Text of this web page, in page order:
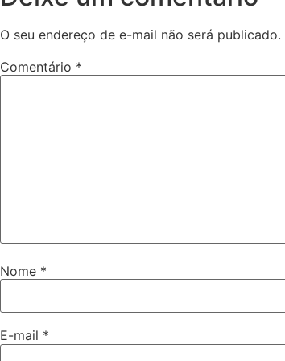
O seu endereço de e-mail não será publicado.
Comentário *
Nome *
E-mail *